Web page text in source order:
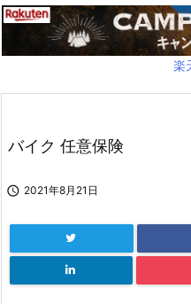
楽
バイク 任意保険
 2021年8月21日